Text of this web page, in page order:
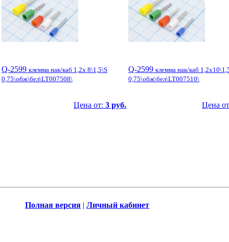
Q-2599 клемма нак/каб 1,2x 8\1,5\S
0,75\обж\бел\LT007508\
Цена от: 3 руб.
Q-2599 клемма нак/каб
0,75\обж\бел\LT007510\
Цена
Полная версия | Личный кабинет